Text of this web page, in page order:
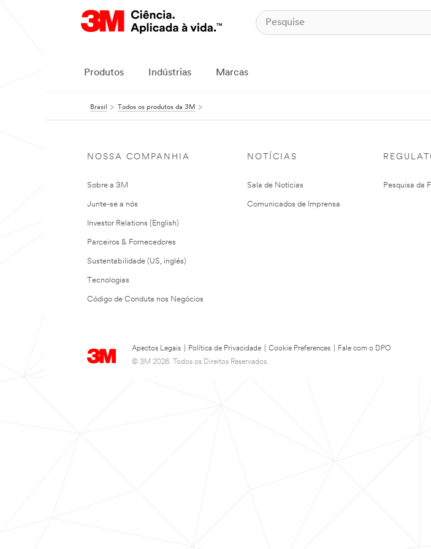
Produtos Indústrias Marcas
Brasil Todos os produtos da 3M
NOSSA COMPANHIA
Sobre a 3M
Junte-se a nós
Investor Relations (English)
Parceiros & Fornecedores
Sustentabilidade (US, inglés)
Tecnologias
Código de Conduta nos Negócios
NOTÍCIAS
Sala de Notícias
Comunicados de Imprensa
Pesquisa da
Apectos Legais Política de Privacidade Cookie Preferences
Fale com o DPO
© 3M 2026. Todos os Direitos Reservados.